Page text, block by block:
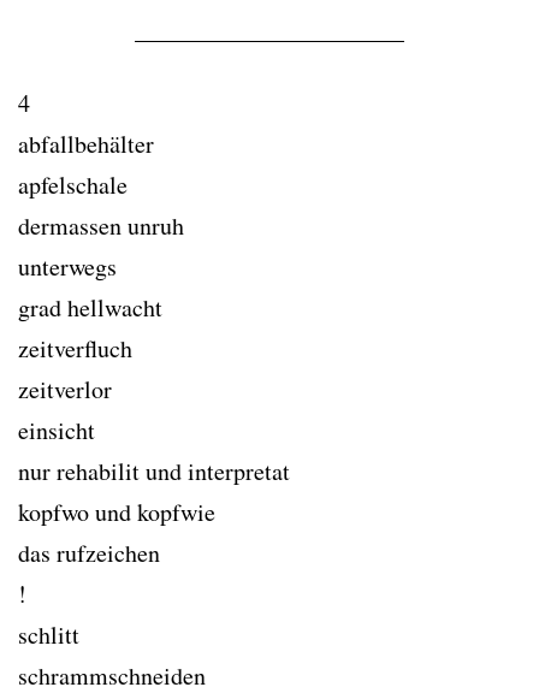
4
abfallbehälter
apfelschale
dermassen unruh
unterwegs
grad hellwacht
zeitverfluch
zeitverlor
einsicht
nur rehabilit und interpretat
kopfwo und kopfwie
das rufzeichen
!
schlitt
schrammschneiden